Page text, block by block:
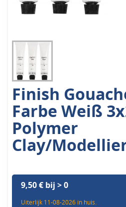
Finish
Farbe Weiß
Polymer
Clay/
9,50 € bij > 0
Uiterlijk 11-08-2026 in huis.